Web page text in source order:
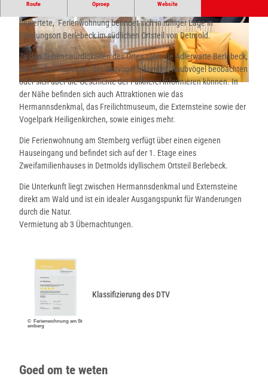
© Privat, Ferienwohnung am Stemberg |
CC-BY
© Privat, Ferienwohnung am Stemberg |
CC-BY
Route Oproep Website
Unsere, gerade erst vom Deutschen Tourismusverband mit 4 Sternen
bewertete, Ferienwohnung befindet sich in ruhiger Lage in
Erholungsort Berlebeck im südlichen Ortsteil von Detmold.
Zu den Sehenswürdigkeiten des Ortes zählt die Adlerwarte Berlebeck,
wo Sie die Flugrouten der Zugvögel erkunden, Raubvögel beobachten
oder sich über die Geschichte der Falknerei informieren können. In
der Nähe befinden sich auch Attraktionen wie das
Hermannsdenkmal, das Freilichtmuseum, die Externsteine sowie der
Vogelpark Heiligenkirchen, sowie einiges mehr.
Die Ferienwohnung am Stemberg verfügt über einen eigenen
Hauseingang und befindet sich auf der 1. Etage eines
Zweifamilienhauses in Detmolds idyllischem Ortsteil Berlebeck.
Die Unterkunft liegt zwischen Hermannsdenkmal und Externsteine
direkt am Wald und ist ein idealer Ausgangspunkt für Wanderungen
durch die Natur.
Vermietung ab 3 Übernachtungen.
© Ferienwohnung am St
emberg
Klassifizierung des DTV
Goed om te weten